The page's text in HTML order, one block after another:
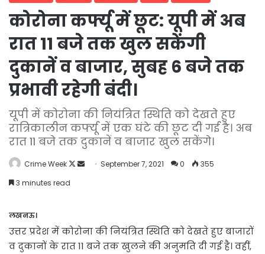
कोरोना कर्फ्यू में छूट: यूपी में अब
रात 11 बजे तक खुल सकेंगी
दुकानें व बाजार, सुबह 6 बजे तक
प्रभावी रहेगी बंदी।
यूपी में कोरोना की नियंत्रित स्थिति को देखते हुए
रात्रिकालीन कर्फ्यू में एक घंटे की छूट दी गई है। अब
रात 11 बजे तक दुकानें व बाजार खुल सकेंगे।
Crime Week
Follow
SendSeptember 7, 2021 0
355
3 minutes read
लखनऊ।
उत्तर प्रदेश में कोरोना की नियंत्रित स्थिति को देखते हुए बाजारों
व दुकानों के रात 11 बजे तक खुलने की अनुमति दी गई है। वहीं,